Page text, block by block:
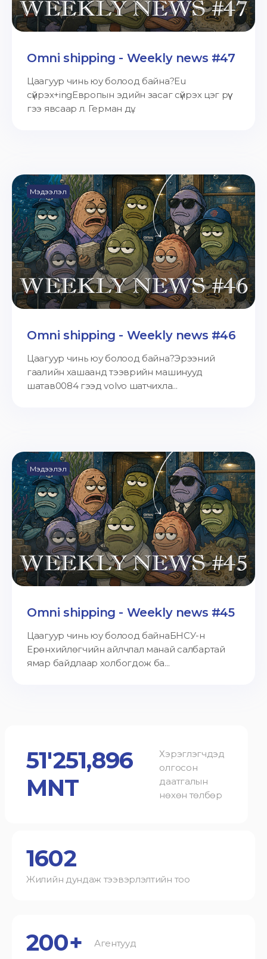
Omni shipping - Weekly news #47
Цаагуур чинь юу болоод байна?Eu
сүйрэх+ingЕвропын эдийн засаг сүйрэх цэг рүү
гээ явсаар л. Герман дү...
Мэдээлэл
Omni shipping - Weekly news #46
Цаагуур чинь юу болоод байна?Эрээний
гаалийн хашаанд тээврийн машинууд
шатав0084 гээд volvo шатчихла...
Мэдээлэл
Omni shipping - Weekly news #45
Цаагуур чинь юу болоод байнаБНСУ-н
Ерөнхийлөгчийн айлчлал манай салбартай
ямар байдлаар холбогдож ба...
51'251,896
MNT
Хэрэглэгчдэд
олгосон
даатгалын
нөхөн төлбөр
1602
Жилийн дундаж тээвэрлэлтийн тоо
200+ Агентууд